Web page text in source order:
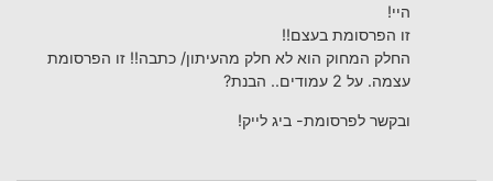
היי!
זו הפרסומת בעצם!!
החלק המחוק הוא לא חלק מהעיתון/ כתבה!! זו הפרסומת
עצמה. על 2 עמודים.. הבנת?
ובקשר לפרסומת- ביג לייק!